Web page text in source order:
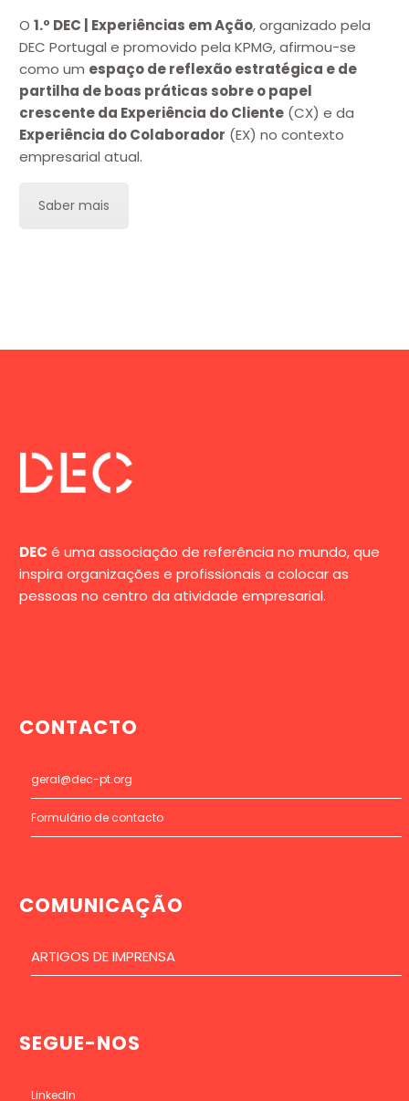
O 1.º DEC | Experiências em Ação, organizado pela
DEC Portugal e promovido pela KPMG, afirmou-se
como um espaço de reflexão estratégica e de
partilha de boas práticas sobre o papel
crescente da Experiência do Cliente (CX) e da
Experiência do Colaborador (EX) no contexto
empresarial atual.
Saber mais
DEC é uma associação de referência no mundo, que
inspira organizações e profissionais a colocar as
pessoas no centro da atividade empresarial.
CONTACTO
geral@dec-pt.org
Formulário de contacto
COMUNICAÇÃO
ARTIGOS DE IMPRENSA
SEGUE-NOS
LinkedIn